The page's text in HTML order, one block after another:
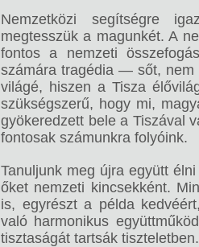
Nemzetközi segítségre
megtesszük a magunkét. A
fontos a nemzeti
számára tragédia — sőt, nem
világé, hiszen a Tisza
szükségszerű, hogy mi,
gyökeredzett bele a Tiszával
fontosak számunkra folyóink.
Tanuljunk meg újra együtt
őket nemzeti kincsekként.
is, egyrészt a példa
való harmonikus
tisztaságát tartsák tiszteletben.